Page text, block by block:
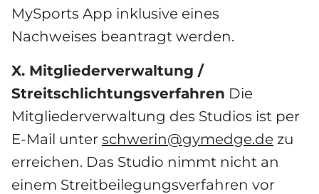
MySports App inklusive eines
Nachweises beantragt werden.
X. Mitgliederverwaltung /
Streitschlichtungsverfahren Die
Mitgliederverwaltung des Studios ist per
E-Mail unter schwerin@gymedge.de zu
erreichen. Das Studio nimmt nicht an
einem Streitbeilegungsverfahren vor